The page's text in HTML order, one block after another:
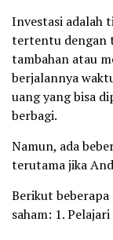
Investasi adalah
tertentu dengan
tambahan atau
berjalannya
uang yang bisa
berbagi.
Namun, ada
terutama jika
Berikut
saham: 1.